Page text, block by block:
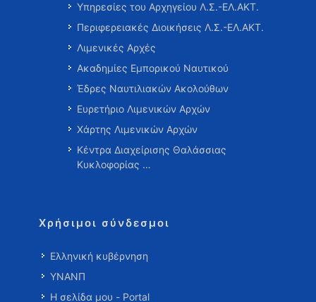
Υπηρεσίες του Αρχηγείου Λ.Σ.-ΕΛ.ΑΚΤ.
Περιφερειακές Διοικήσεις Λ.Σ.-ΕΛ.ΑΚΤ.
Λιμενικές Αρχές
Ακαδημίες Εμπορικού Ναυτικού
Έδρες Ναυτιλιακών Ακολούθων
Ευρετήριο Λιμενικών Αρχών
Χάρτης Λιμενικών Αρχών
Κέντρα Διαχείρισης Θαλάσσιας
Κυκλοφορίας …
Χρήσιμοι σύνδεσμοι
Ελληνική κυβέρνηση
ΥΝΑΝΠ
Η σελίδα μου - Portal